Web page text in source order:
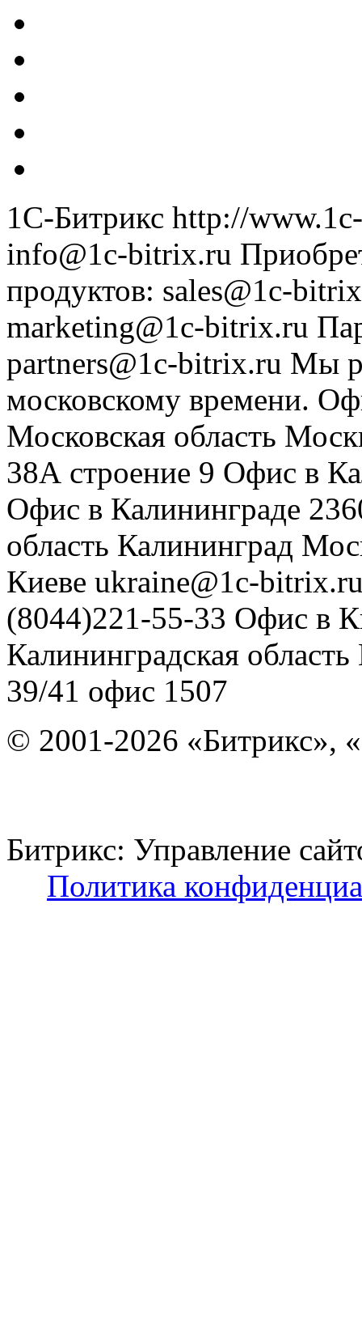
1С-Битрикс http://
info@1c-bitrix.ru
продуктов: sales@1c-
marketing@1c-bitrix.ru
partners@1c-bitrix.ru Мы
московскому времени.
Московская область
38А строение 9 Офис в
Офис в Калининграде
область Калининград
Киеве ukraine@1c-
(8044)221-55-33 Офис в
Калининградская область
39/41 офис 1507
© 2001-2026 «Битрикс»,
Битрикс: Управление
Политика